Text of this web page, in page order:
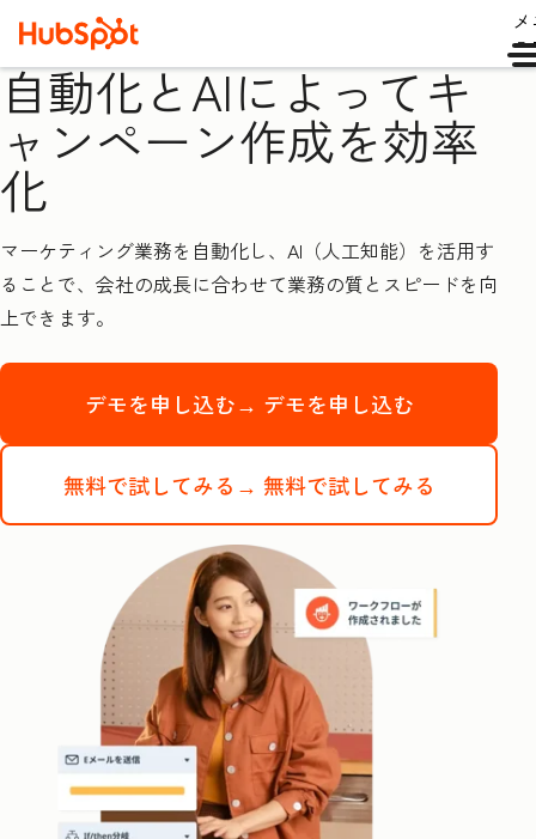
自動化とAIによってキ
ャンペーン作成を効率
化
マーケティング業務を自動化し、AI（人工知能）を活用す
ることで、会社の成長に合わせて業務の質とスピードを向
上できます。
デモを申し込む→ デモを申し込む
無料で試してみる→ 無料で試してみる